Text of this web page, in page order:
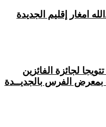
امغار إقليم الجديدة
لجائزة الفائزين
بمعرض الفرس بالجديــدة